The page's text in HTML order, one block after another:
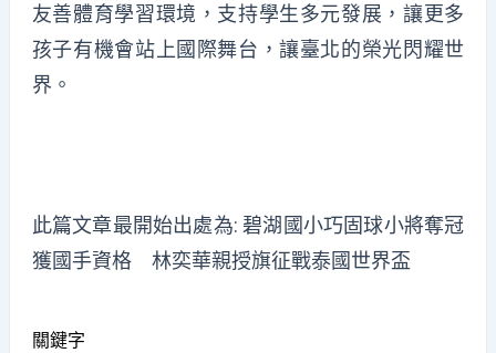
友善體育學習環境，支持學生多元發展，讓更多
孩子有機會站上國際舞台，讓臺北的榮光閃耀世
界。
此篇文章最開始出處為: 碧湖國小巧固球小將奪冠
獲國手資格 林奕華親授旗征戰泰國世界盃
關鍵字